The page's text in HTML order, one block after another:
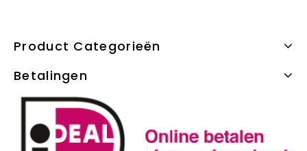
Product Categorieën
Betalingen